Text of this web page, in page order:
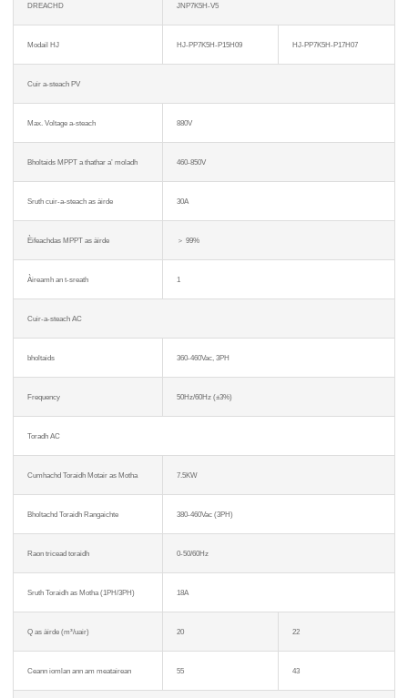
DREACHD JNP7K5H-V5
Modail HJ HJ-PP7K5H-P15H09 HJ-PP7K5H-P17H07
Cuir a-steach PV
Max. Voltage a-steach 880V
Bholtaids MPPT a thathar a’ moladh 460-850V
Sruth cuir-a-steach as àirde 30A
Èifeachdas MPPT as àirde ＞ 99%
Àireamh an t-sreath 1
Cuir-a-steach AC
bholtaids 360-460Vac, 3PH
Frequency 50Hz/60Hz (±3%)
Toradh AC
Cumhachd Toraidh Motair as Motha 7.5KW
Bholtachd Toraidh Rangaichte 380-460Vac (3PH)
Raon tricead toraidh 0-50/60Hz
Sruth Toraidh as Motha (1PH/3PH) 18A
Q as àirde (m³/uair) 20 22
Ceann iomlan ann am meatairean 55 43